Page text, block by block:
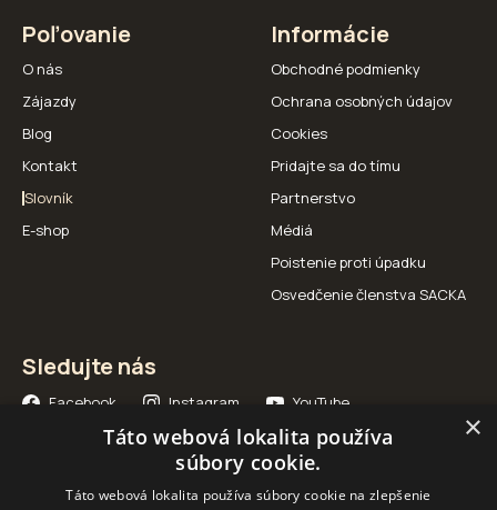
Poľovanie
O nás
Zájazdy
Blog
Kontakt
Slovník
E-shop
Informácie
Obchodné podmienky
Ochrana osobných údajov
Cookies
Pridajte sa do tímu
Partnerstvo
Médiá
Poistenie proti úpadku
Osvedčenie členstva SACKA
Sledujte nás
Facebook Instagram YouTube
×
Táto webová lokalita používa
súbory cookie.
Táto webová lokalita používa súbory cookie na zlepšenie